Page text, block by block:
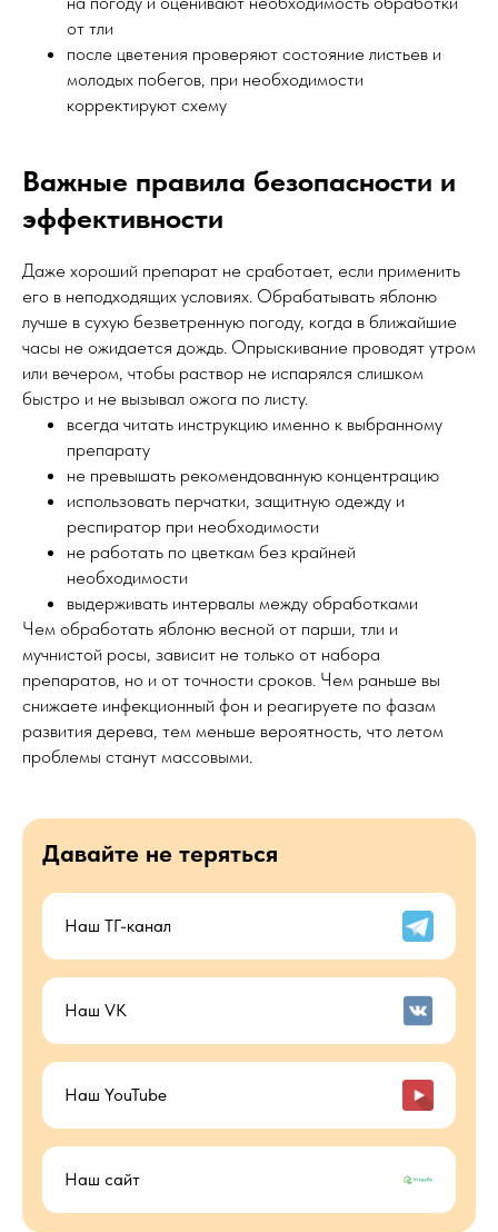
от тли
после цветения проверяют состояние листьев и
молодых побегов, при необходимости
корректируют схему
Важные правила безопасности и
эффективности
Даже хороший препарат не сработает, если применить
его в неподходящих условиях. Обрабатывать яблоню
лучше в сухую безветренную погоду, когда в ближайшие
часы не ожидается дождь. Опрыскивание проводят утром
или вечером, чтобы раствор не испарялся слишком
быстро и не вызывал ожога по листу.
всегда читать инструкцию именно к выбранному
препарату
не превышать рекомендованную концентрацию
использовать перчатки, защитную одежду и
респиратор при необходимости
не работать по цветкам без крайней
необходимости
выдерживать интервалы между обработками
Чем обработать яблоню весной от парши, тли и
мучнистой росы, зависит не только от набора
препаратов, но и от точности сроков. Чем раньше вы
снижаете инфекционный фон и реагируете по фазам
развития дерева, тем меньше вероятность, что летом
проблемы станут массовыми.
Давайте не теряться
Наш ТГ-канал
Наш VK
Наш YouTube
Наш сайт